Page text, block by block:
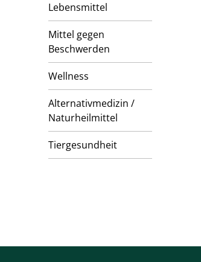
Lebensmittel
Mittel gegen
Beschwerden
Wellness
Alternativmedizin /
Naturheilmittel
Tiergesundheit